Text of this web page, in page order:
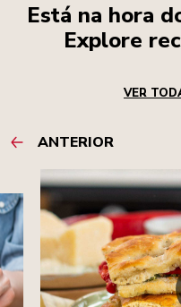
Está na hora
Explore
VER
ANTERIOR